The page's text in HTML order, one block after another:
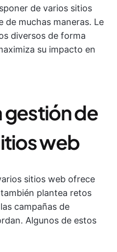
de varios sitios
de muchas maneras. Le
diversos de forma
su impacto en
gestión de
web
sitios web ofrece
plantea retos
campañas de
Algunos de estos